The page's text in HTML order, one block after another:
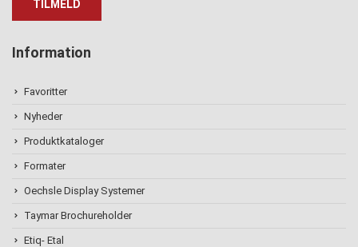
Information
Favoritter
Nyheder
Produktkataloger
Formater
Oechsle Display Systemer
Taymar Brochureholder
Etiq- Etal